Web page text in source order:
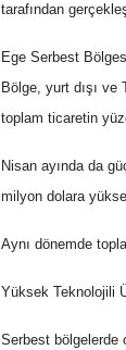
tarafından
Ege Serbest
Bölge, yurt dışı
toplam ticaretin
Nisan ayında da
milyon dolara
Aynı dönemde
Yüksek Teknolojili
Serbest bölgelerde